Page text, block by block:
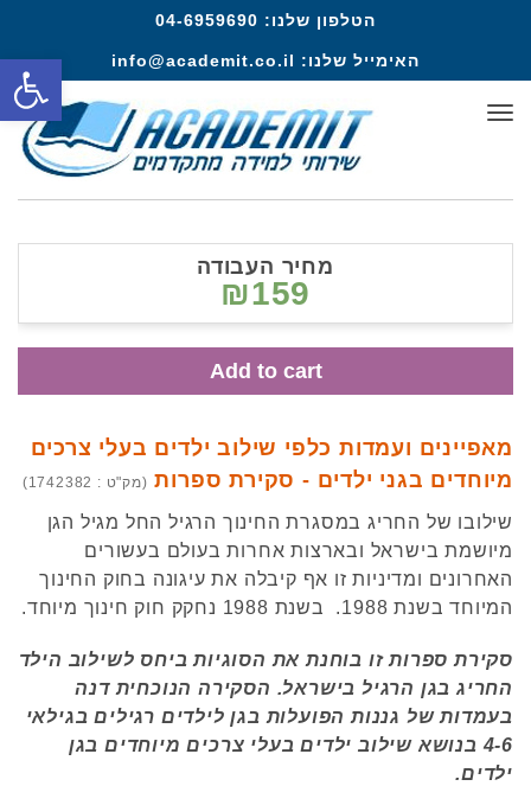
הטלפון שלנו: 04-6959690
האימייל שלנו: info@academit.co.il
תפריט
מאפיינים ועמדות כלפי שילוב ילדים בעלי צרכים
מיוחדים בגני ילדים - סקירת ספרות (מק"ט : 1742382)
שילובו של החריג במסגרת החינוך הרגיל החל מגיל הגן
מיושמת בישראל ובארצות אחרות בעולם בעשורים
האחרונים ומדיניות זו אף קיבלה את עיגונה בחוק החינוך
המיוחד בשנת 1988. בשנת 1988 נחקק חוק חינוך מיוחד.
סקירת ספרות זו בוחנת את הסוגיות ביחס לשילוב הילד
החריג בגן הרגיל בישראל. הסקירה הנוכחית דנה
בעמדות של גננות הפועלות בגן לילדים רגילים בגילאי
4-6 בנושא שילוב ילדים בעלי צרכים מיוחדים בגן
ילדים.
מחיר העבודה
₪159
Add to cart
פתח